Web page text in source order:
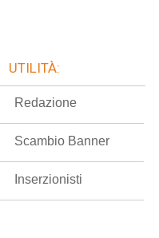
UTILITÀ:
Redazione
Scambio Banner
Inserzionisti